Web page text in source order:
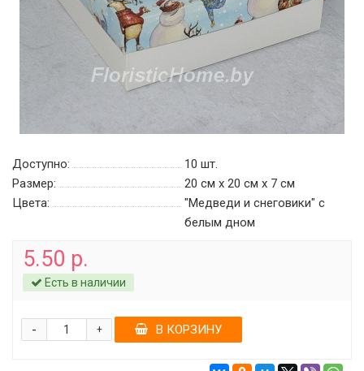
Доступно: 10 шт.
Размер:
20 см х 20 см х 7 см
Цвета:
"Медведи и снеговики" c
белым дном
5.50 р.
Есть в наличии
+
- В КОРЗИНУ